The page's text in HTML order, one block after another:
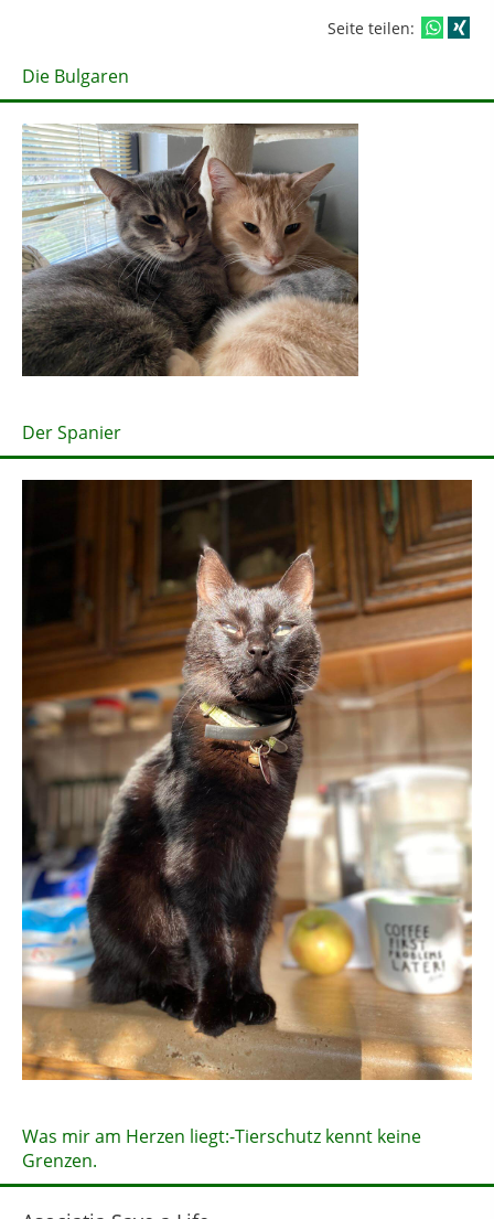
Seite teilen:
Die Bulgaren
Der Spanier
Was mir am Herzen liegt:-Tierschutz kennt keine
Grenzen.